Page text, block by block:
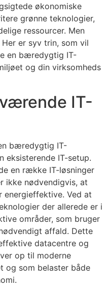
økonomiske
grønne teknologier,
ressourcer. Men
er syv trin, som vil
en bæredygtig IT-
og din virksomheds
IT-
bæredygtig IT-
eksisterende IT-setup.
en række IT-løsninger
ikke nødvendigvis, at
energieffektive. Ved at
der allerede er i
områder, som bruger
affald. Dette
datacentre og
op til moderne
og som belaster både